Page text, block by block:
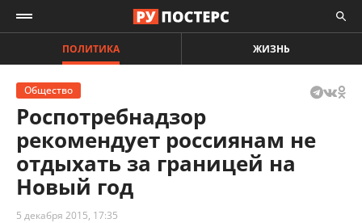
ПОЛИТИКА ЖИЗНЬ
Общество
Роспотребнадзор
рекомендует россиянам не
отдыхать за границей на
Новый год
5 декабря 2015, 17:35